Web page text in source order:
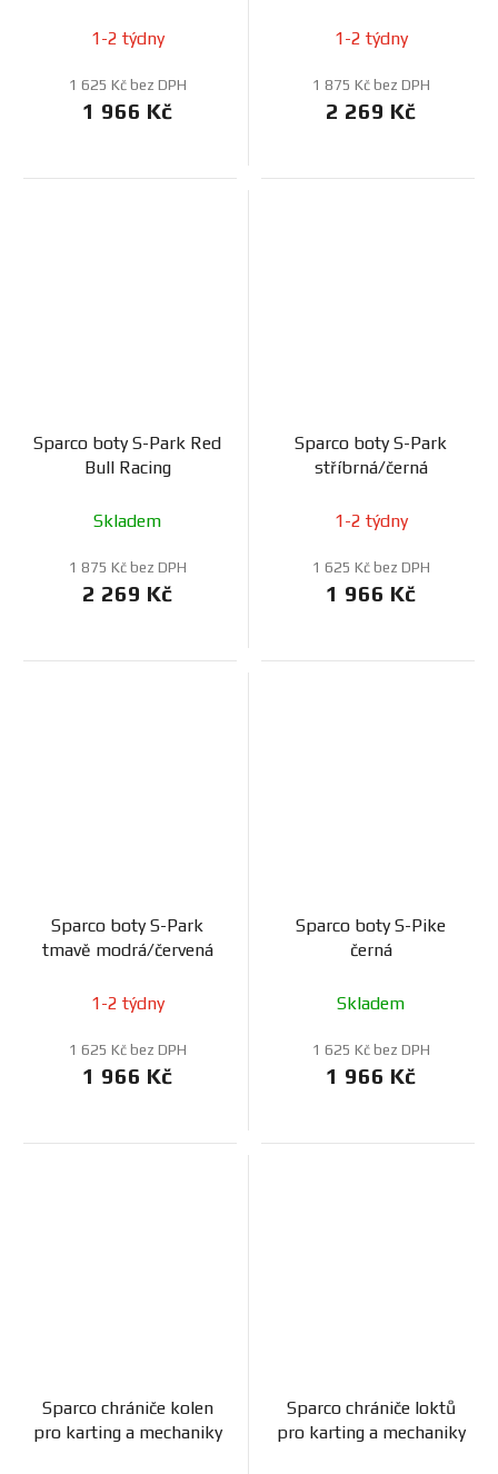
1-2 týdny
1 625 Kč bez DPH
1 966 Kč
1-2 týdny
1 875 Kč bez DPH
2 269 Kč
Sparco boty S-Park Red
Bull Racing
Skladem
1 875 Kč bez DPH
2 269 Kč
Sparco boty S-Park
stříbrná/černá
1-2 týdny
1 625 Kč bez DPH
1 966 Kč
Sparco boty S-Park
tmavě modrá/červená
1-2 týdny
1 625 Kč bez DPH
1 966 Kč
Sparco boty S-Pike
černá
Skladem
1 625 Kč bez DPH
1 966 Kč
Sparco chrániče kolen
pro karting a mechaniky
Sparco chrániče loktů
pro karting a mechaniky